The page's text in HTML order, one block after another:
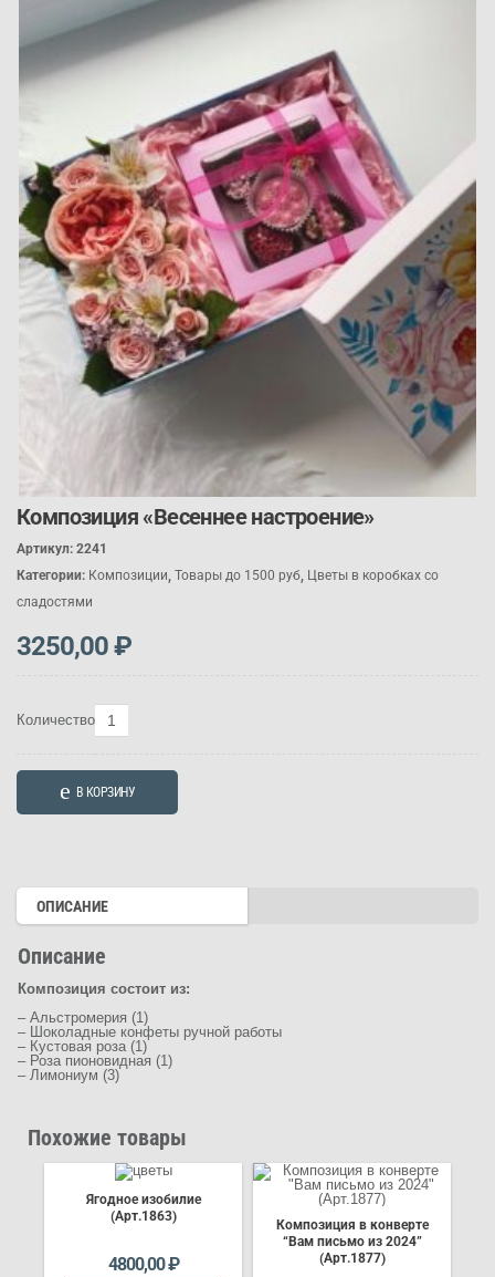
Композиция «Весеннее настроение»
Артикул: 2241
Категории: Композиции, Товары до 1500 руб, Цветы в коробках со
сладостями
3250,00₽
КоличествоКоличество
Композиция
В КОРЗИНУ
ОПИСАНИЕ
Описание
Композиция состоит из:
– Альстромерия (1)
– Шоколадные конфеты ручной работы
– Кустовая роза (1)
– Роза пионовидная (1)
– Лимониум (3)
Похожие товары
Ягодное изобилие
(Арт.1863)
4800,00₽
Композиция в конверте
“Вам письмо из 2024”
(Арт.1877)